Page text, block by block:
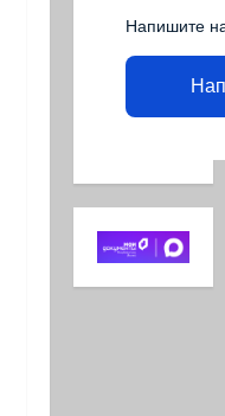
Напишите